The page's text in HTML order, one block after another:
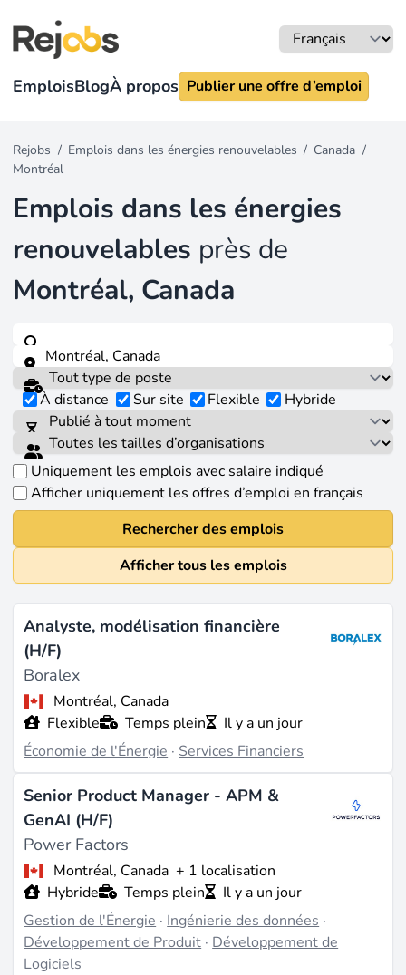
EmploisBlogÀ propos Publier une offre d’emploi
Rejobs / Emplois dans les énergies renouvelables / Canada /
Montréal
Emplois dans les énergies
renouvelables près de
Montréal, Canada
À distance Sur site Flexible Hybride
Uniquement les emplois avec salaire indiqué
Afficher uniquement les offres d’emploi en français
Rechercher des emplois
Afficher tous les emplois
Analyste, modélisation financière
(H/F)
Boralex
Montréal, Canada
Flexible
Temps plein
Il y a un jour
Économie de l'Énergie · Services Financiers
Senior Product Manager - APM &
GenAI (H/F)
Power Factors
Montréal, Canada + 1 localisation
Hybride
Temps plein
Il y a un jour
Gestion de l'Énergie · Ingénierie des données ·
Développement de Produit · Développement de
Logiciels